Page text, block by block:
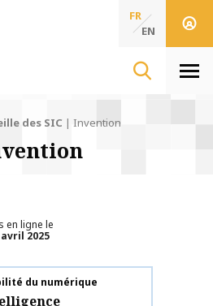
Sciences de l'Information & de
Française des Sciences
FR
EN
des SIC | Invention
en ligne le
avril 2025
du numérique